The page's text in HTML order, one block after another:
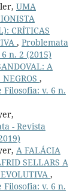
UMA
CRÍTICAS
, Problemata
n. 2 (2015)
A
,
v. 6 n.
- Revista
A FALÁCIA
SELLARS A
,
v. 6 n.